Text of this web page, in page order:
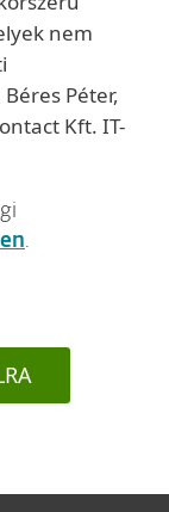
nem
Péter,
Kft. IT-
.